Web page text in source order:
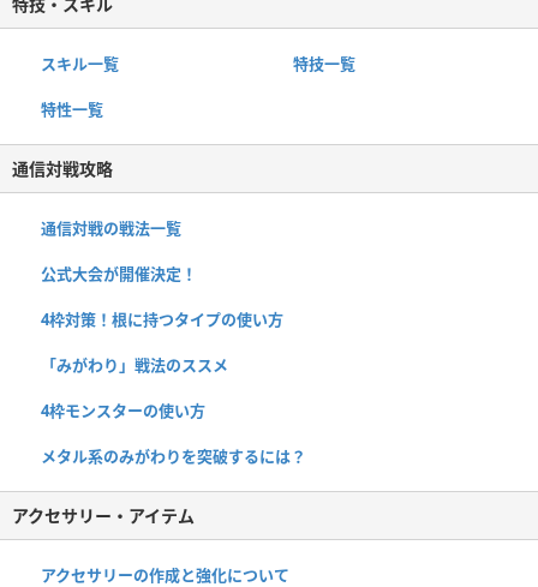
スキル一覧 特技一覧
特性一覧
通信対戦攻略
通信対戦の戦法一覧
公式大会が開催決定！
4枠対策！根に持つタイプの使い方
「みがわり」戦法のススメ
4枠モンスターの使い方
メタル系のみがわりを突破するには？
アクセサリー・アイテム
アクセサリーの作成と強化について